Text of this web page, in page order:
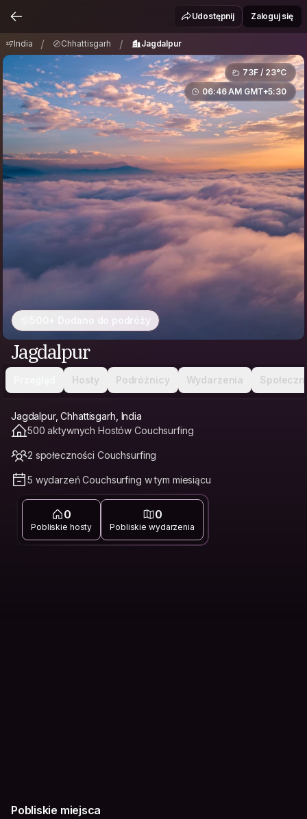
Jagdalpur
Udostępnij Zaloguj się
India / Chhattisgarh / Jagdalpur
73F / 23°C
06:46 AM GMT+5:30
500+ Dodano do podróży
Jagdalpur
Hosty Podróżnicy Wydarzenia
Jagdalpur, Chhattisgarh, India
500 aktywnych Hostów Couchsurfing
2 społeczności Couchsurfing
5 wydarzeń Couchsurfing w tym miesiącu
0
Pobliskie hosty
0
Pobliskie wydarzenia
Pobliskie miejsca